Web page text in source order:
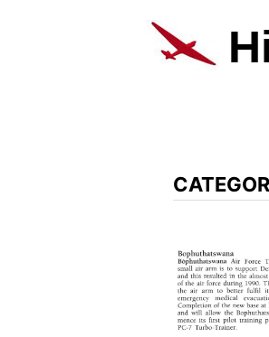
al
contenido